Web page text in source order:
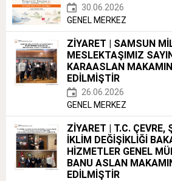
30.06.2026
GENEL MERKEZ
ZİYARET | SAMSUN
MESLEKTAŞIMIZ
KARAASLAN
EDİLMİŞTİR
26.06.2026
GENEL MERKEZ
ZİYARET | T.C. ÇEVRE,
İKLİM DEĞİŞİKLİĞİ
HİZMETLER GENEL
BANU ASLAN
EDİLMİŞTİR